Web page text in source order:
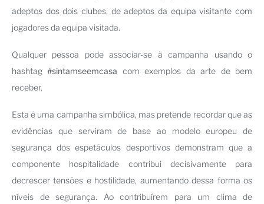
adeptos dos dois clubes, de adeptos da equipa visitante com
jogadores da equipa visitada.
Qualquer pessoa pode associar-se à campanha usando o
hashtag#sintamseemcasa com exemplos da arte de bem
receber.
Esta é uma campanha simbólica, mas pretende recordar que as
evidências que serviram de base ao modelo europeu de
segurança dos espetáculos desportivos demonstram que a
componente hospitalidade contribui decisivamente para
decrescer tensões e hostilidade, aumentando dessa forma os
níveis de segurança. Ao contribuírem para um clima de